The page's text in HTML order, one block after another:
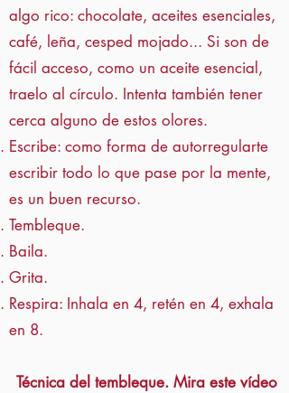
algo rico: chocolate, aceites esenciales,
café, leña, cesped mojado... Si son de
fácil acceso, como un aceite esencial,
traelo al círculo. Intenta también tener
cerca alguno de estos olores.
Escribe: como forma de autorregularte
escribir todo lo que pase por la mente,
es un buen recurso.
Tembleque.
Baila.
Grita.
Respira: Inhala en 4, retén en 4, exhala
en 8.
Técnica del tembleque. Mira este vídeo